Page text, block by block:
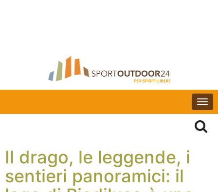
Il drago, le leggende, i
sentieri panoramici: il